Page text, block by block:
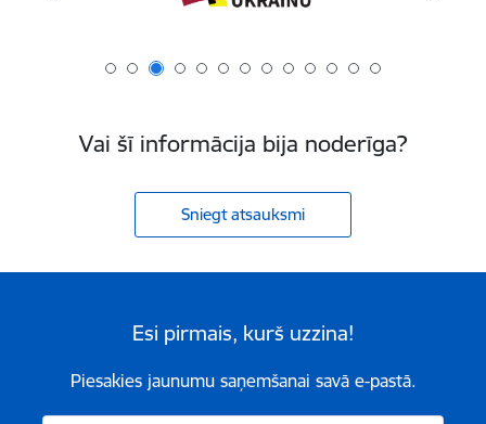
Vai šī informācija bija noderīga?
Sniegt atsauksmi
Esi pirmais, kurš uzzina!
Piesakies jaunumu saņemšanai savā e-pastā.